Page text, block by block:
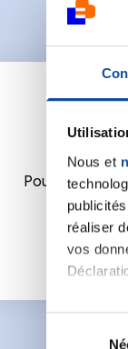
Nous et
réaliser
vos
Si vous
Pour écrire